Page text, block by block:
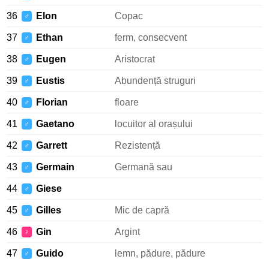
36 ♂ Elon Copac
37 ♂ Ethan ferm, consecvent
38 ♂ Eugen Aristocrat
39 ♂ Eustis Abundență struguri
40 ♂ Florian floare
41 ♂ Gaetano locuitor al orașului
42 ♂ Garrett Rezistență
43 ♂ Germain Germană sau
44 ♂ Giese
45 ♂ Gilles Mic de capră
46 ♀ Gin Argint
47 ♂ Guido lemn, pădure, pădure